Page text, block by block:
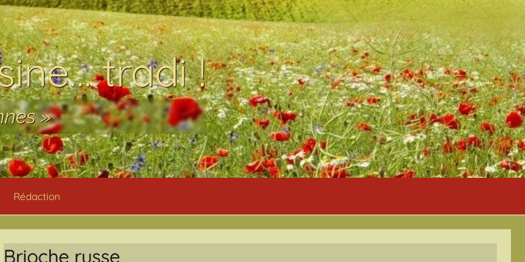
tradi !
»
Rédaction
Brioche russe